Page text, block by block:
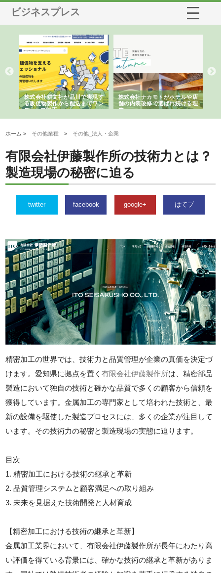
ビジネスプレス
株式会社耕文社が品川で実現す
る販促物製作から配送までワン
ストップ対応
株式会社ナカモトがホテルや店
舗の内装改修で選ばれ続ける理
由
ホーム > その他業種 > その他_法人・企業
有限会社伊藤製作所の技術力とは？
製造現場の秘密に迫る
twitter facebook google+ はてブ
精密加工の世界では、技術力と品質管理が企業の真価を決定づ
けます。愛知県に拠点を置く有限会社伊藤製作所は、精密部品
製造において独自の技術と確かな品質で多くの顧客から信頼を
獲得しています。金属加工の専門家として培われた技術と、最
新の設備を駆使した製造プロセスには、多くの企業が注目して
います。その技術力の秘密と製造現場の実態に迫ります。
目次
1. 精密加工における技術の継承と革新
2. 品質管理システムと顧客満足への取り組み
3. 未来を見据えた技術開発と人材育成
【精密加工における技術の継承と革新】
金属加工業界において、有限会社伊藤製作所が長年にわたり高
い評価を得ている背景には、確かな技術の継承と革新がありま